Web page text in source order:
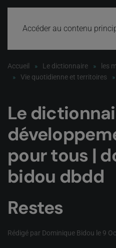
Accéder au contenu
Accueil Le dictionnaire
les
Vie quotidienne et territoires
Le
pour tous |
bidou dbdd
Restes
Rédigé par Dominique Bidou le 9